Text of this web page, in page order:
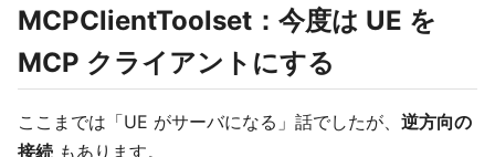
MCPClientToolset：今度は UE を
MCP クライアントにする
ここまでは「UE がサーバになる」話でしたが、 逆方向の
接続 もあります。